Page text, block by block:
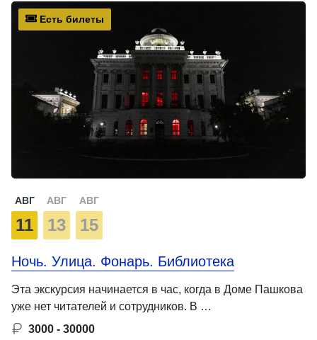
Есть билеты
АВГ
11
АВГ
13
АВГ
15
Ночь. Улица. Фонарь. Библиотека
Эта экскурсия начинается в час, когда в Доме Пашкова
уже нет читателей и сотрудников. В …
3000 - 30000